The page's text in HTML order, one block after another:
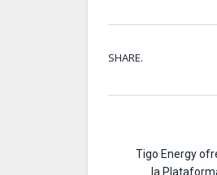
SHARE.
Tigo Energy
la